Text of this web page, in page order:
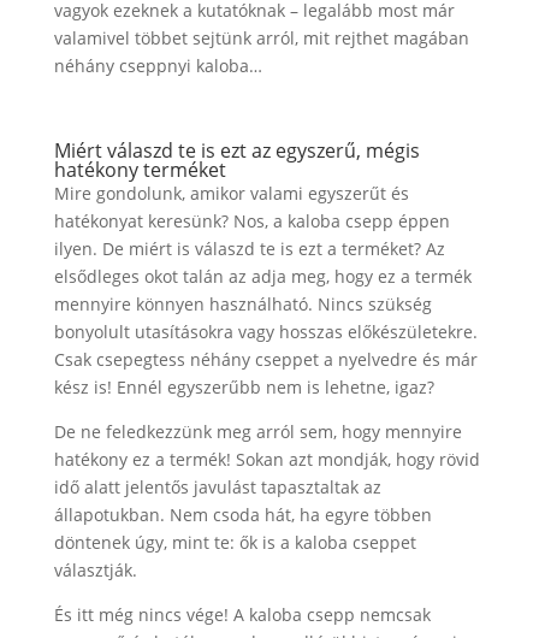
vagyok ezeknek a kutatóknak – legalább most már
valamivel többet sejtünk arról, mit rejthet magában
néhány cseppnyi kaloba…
Miért válaszd te is ezt az egyszerű, mégis
hatékony terméket
Mire gondolunk, amikor valami egyszerűt és
hatékonyat keresünk? Nos, a kaloba csepp éppen
ilyen. De miért is válaszd te is ezt a terméket? Az
elsődleges okot talán az adja meg, hogy ez a termék
mennyire könnyen használható. Nincs szükség
bonyolult utasításokra vagy hosszas előkészületekre.
Csak csepegtess néhány cseppet a nyelvedre és már
kész is! Ennél egyszerűbb nem is lehetne, igaz?
De ne feledkezzünk meg arról sem, hogy mennyire
hatékony ez a termék! Sokan azt mondják, hogy rövid
idő alatt jelentős javulást tapasztaltak az
állapotukban. Nem csoda hát, ha egyre többen
döntenek úgy, mint te: ők is a kaloba cseppet
választják.
És itt még nincs vége! A kaloba csepp nemcsak